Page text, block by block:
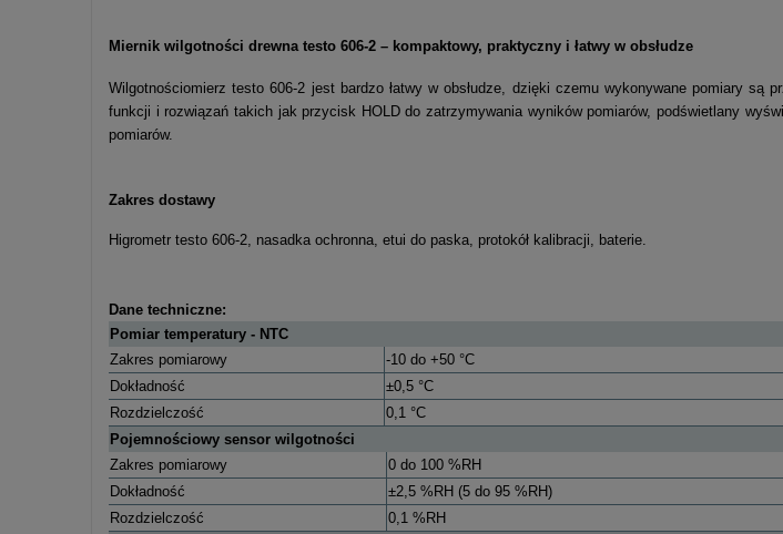
Miernik wilgotności drewna testo 606-2 – kompaktowy, praktyczny i łatwy w obsłudze
Wilgotnościomierz testo 606-2 jest bardzo łatwy w obsłudze, dzięki czemu wykonywane pomiary są
funkcji i rozwiązań takich jak przycisk HOLD do zatrzymywania wyników pomiarów, podświetlany
pomiarów.
Zakres dostawy
Higrometr testo 606-2, nasadka ochronna, etui do paska, protokół kalibracji, baterie.
Dane techniczne:
Pomiar temperatury - NTC
Zakres pomiarowy
-10 do +50 °C
Dokładność
±0,5 °C
Rozdzielczość
0,1 °C
Pojemnościowy sensor wilgotności
Zakres pomiarowy
0 do 100 %RH
Dokładność
±2,5 %RH (5 do 95 %RH)
Rozdzielczość
0,1 %RH